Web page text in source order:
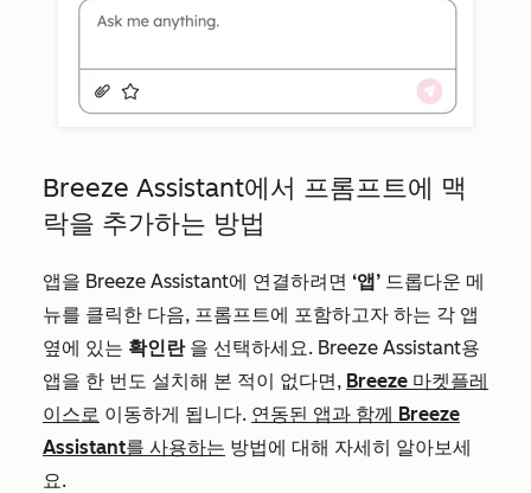
Breeze Assistant에서 프롬프트에 맥
락을 추가하는 방법
앱을 Breeze Assistant에 연결하려면 ‘앱’ 드롭다운 메
뉴를 클릭한 다음, 프롬프트에 포함하고자 하는 각 앱
옆에 있는 확인란을 선택하세요. Breeze Assistant용
앱을 한 번도 설치해 본 적이 없다면, Breeze 마켓플레
이스로 이동하게 됩니다. 연동된 앱과 함께 Breeze
Assistant를 사용하는 방법에 대해 자세히 알아보세
요.